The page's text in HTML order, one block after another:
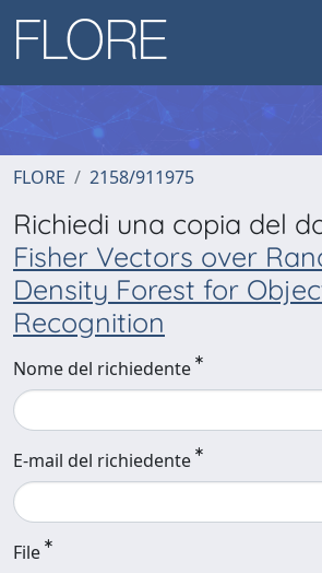
FLORE 2158/911975
Richiedi una copia del
Fisher Vectors over
Density Forest for
Recognition
Nome del richiedente
E-mail del richiedente
File